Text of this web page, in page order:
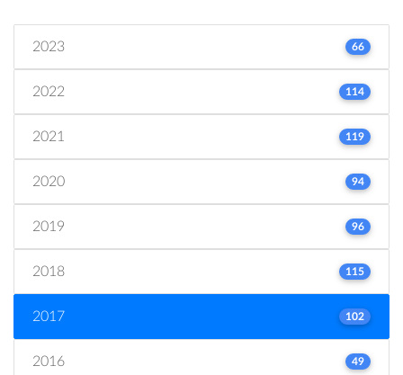
2023 66
2022 114
2021 119
2020 94
2019 96
2018 115
2017 102
2016 49